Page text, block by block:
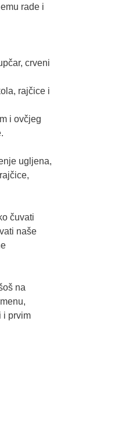
rade i
crveni
rajčice i
i ovčjeg
ugljena,
čuvati
naše
na
i prvim